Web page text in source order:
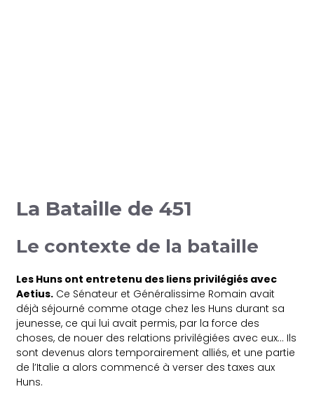
La Bataille de 451
Le contexte de la bataille
Les Huns ont entretenu des liens privilégiés avec
Aetius. Ce Sénateur et Généralissime Romain avait
déjà séjourné comme otage chez les Huns durant sa
jeunesse, ce qui lui avait permis, par la force des
choses, de nouer des relations privilégiées avec eux… Ils
sont devenus alors temporairement alliés, et une partie
de l’Italie a alors commencé à verser des taxes aux
Huns.